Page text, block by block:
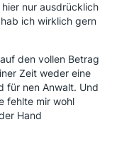
nur ausdrücklich
ich wirklich gern
den vollen Betrag
Zeit weder eine
für nen Anwalt. Und
fehlte mir wohl
Hand